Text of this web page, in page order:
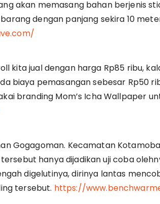
akan memasang bahan berjenis
dengan panjang sekira 10
kita jual dengan harga Rp85 ribu,
biaya pemasangan sebesar Rp50
branding Mom’s Icha Wallpaper
Gogagoman. Kecamatan
hanya dijadikan uji coba
digelutinya, dirinya lantas
tersebut. https://